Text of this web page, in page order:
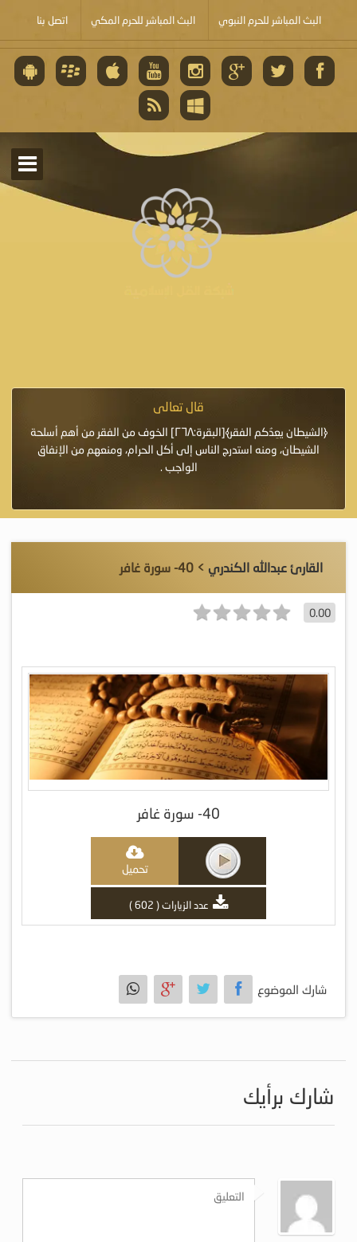
البث المباشر للحرم النبوي البث المباشر للحرم المكي اتصل بنا
قال تعالى
﴿الشيطان يعِدُكم الفقر﴾[البقرة:٢٦٨] الخوف من الفقر من أهم أسلحة
الشيطان، ومنه استدرج الناس إلى أكل الحرام، ومنعهم من الإنفاق
الواجب .
القارئ عبدالله الكندري > 40- سورة غافر
0.00
40- سورة غافر
تحميل
عدد الزيارات ( 602 )
شارك الموضوع
شارك برأيك